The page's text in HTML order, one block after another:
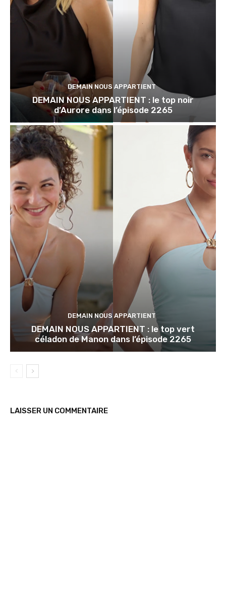
DEMAIN NOUS APPARTIENT
DEMAIN NOUS APPARTIENT : le top noir
d’Aurore dans l’épisode 2265
DEMAIN NOUS APPARTIENT
DEMAIN NOUS APPARTIENT : le top vert
céladon de Manon dans l’épisode 2265
LAISSER UN COMMENTAIRE